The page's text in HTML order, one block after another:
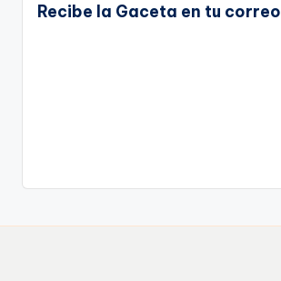
Recibe la Gaceta en tu correo